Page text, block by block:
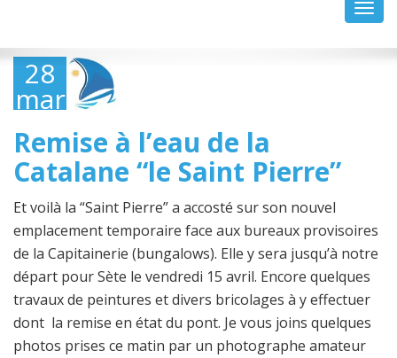
28
mars
2022
Remise à l’eau de la
Catalane “le Saint Pierre”
Et voilà la “Saint Pierre” a accosté sur son nouvel
emplacement temporaire face aux bureaux provisoires
de la Capitainerie (bungalows). Elle y sera jusqu’à notre
départ pour Sète le vendredi 15 avril. Encore quelques
travaux de peintures et divers bricolages à y effectuer
dont la remise en état du pont. Je vous joins quelques
photos prises ce matin par un photographe amateur